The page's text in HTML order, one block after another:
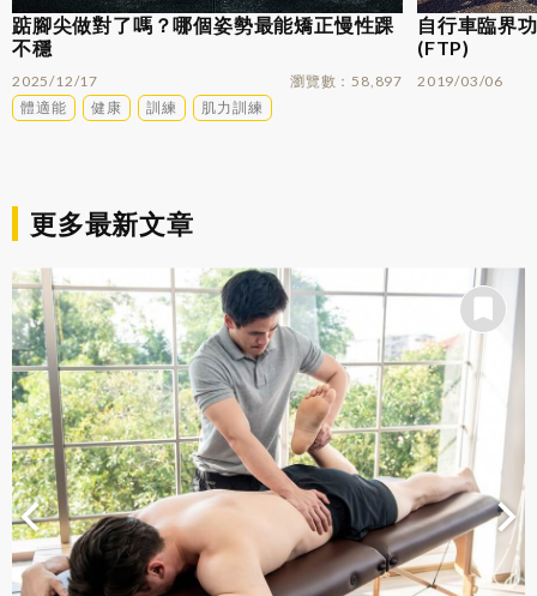
踮腳尖做對了嗎？哪個姿勢最能矯正慢性踝
不穩
2025/12/17 瀏覽數
58,897
體適能
健康 訓練 肌力訓練
自行車臨界
(FTP)
2019/03/06
更多最新文章